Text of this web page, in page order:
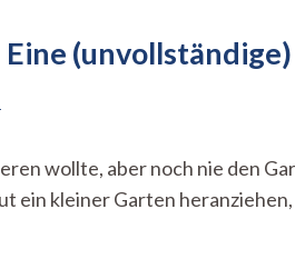
zu
dir
grün
wollte, aber noch nie den
ein kleiner Garten